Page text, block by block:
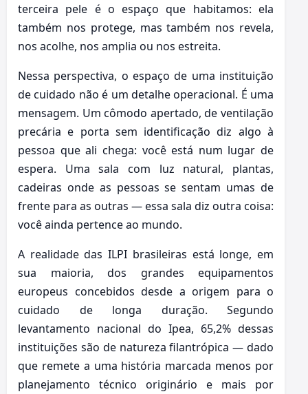
terceira pele é o espaço que habitamos: ela
também nos protege, mas também nos revela,
nos acolhe, nos amplia ou nos estreita.
Nessa perspectiva, o espaço de uma instituição
de cuidado não é um detalhe operacional. É uma
mensagem. Um cômodo apertado, de ventilação
precária e porta sem identificação diz algo à
pessoa que ali chega: você está num lugar de
espera. Uma sala com luz natural, plantas,
cadeiras onde as pessoas se sentam umas de
frente para as outras — essa sala diz outra coisa:
você ainda pertence ao mundo.
A realidade das ILPI brasileiras está longe, em
sua maioria, dos grandes equipamentos
europeus concebidos desde a origem para o
cuidado de longa duração. Segundo
levantamento nacional do Ipea, 65,2% dessas
instituições são de natureza filantrópica — dado
que remete a uma história marcada menos por
planejamento técnico originário e mais por